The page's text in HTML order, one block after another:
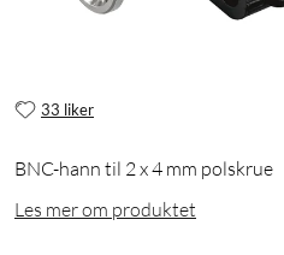
33 liker
BNC-hann til 2 x 4 mm polskrue
Les mer om produktet